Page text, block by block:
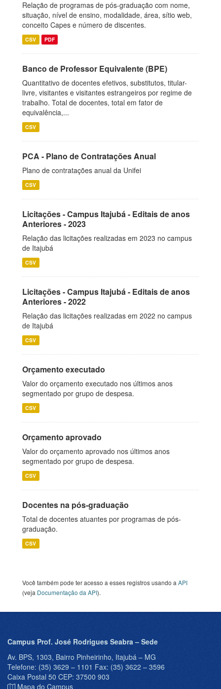
Relação de programas de pós-graduação com nome,
situação, nível de ensino, modalidade, área, sítio web,
conceito Capes e número de discentes.
CSV PDF
Banco de Professor Equivalente (BPE)
Quantitativo de docentes efetivos, substitutos, titular-
livre, visitantes e visitantes estrangeiros por regime de
trabalho. Total de docentes, total em fator de
equivalência,...
CSV
PCA - Plano de Contratações Anual
Plano de contratações anual da Unifei
CSV
Licitações - Campus Itajubá - Editais de anos
Anteriores - 2023
Relação das licitações realizadas em 2023 no campus
de Itajubá
CSV
Licitações - Campus Itajubá - Editais de anos
Anteriores - 2022
Relação das licitações realizadas em 2022 no campus
de Itajubá
CSV
Orçamento executado
Valor do orçamento executado nos últimos anos
segmentado por grupo de despesa.
CSV
Orçamento aprovado
Valor do orçamento aprovado nos últimos anos
segmentado por grupo de despesa.
CSV
Docentes na pós-graduação
Total de docentes atuantes por programas de pós-
graduação.
CSV
Você também pode ter acesso a esses registros usando a API
(veja Documentação da API).
Campus Prof. José Rodrigues Seabra – Sede
Av. BPS, 1303, Bairro Pinheirinho, Itajubá – MG
Telefone: (35) 3629 – 1101 Fax: (35) 3622 – 3596
Caixa Postal 50 CEP: 37500 903
Mapa do Campus